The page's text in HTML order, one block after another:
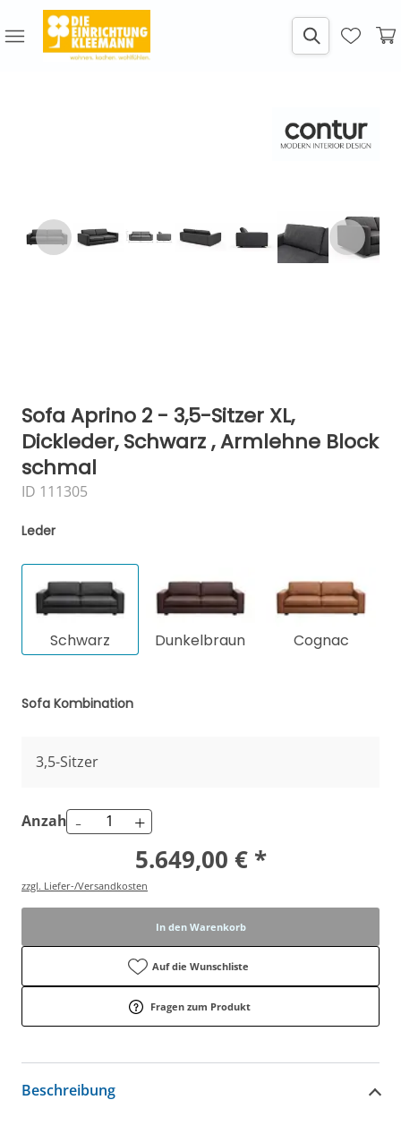
Sofa Aprino 2 - 3,5-Sitzer XL,
Dickleder, Schwarz , Armlehne Block
schmal
ID 111305
Leder
Schwarz Dunkelbraun Cognac
Sofa Kombination
3,5-Sitzer
Anzahl - +
5.649,00 € *
zzgl. Liefer-/Versandkosten
In den Warenkorb
Auf die Wunschliste
Fragen zum Produkt
Beschreibung